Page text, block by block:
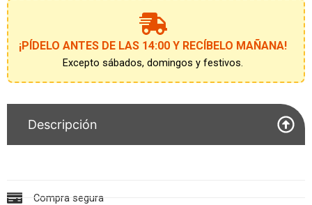
¡PÍDELO ANTES DE LAS 14:00 Y RECÍBELO MAÑANA!
Excepto sábados, domingos y festivos.
Descripción
Compra segura